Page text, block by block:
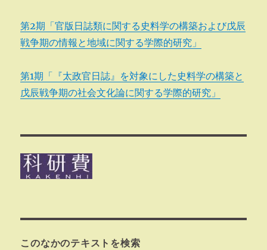
第2期「官版日誌類に関する史料学の構築および戊辰
戦争期の情報と地域に関する学際的研究」
第1期「『太政官日誌』を対象にした史料学の構築と
戊辰戦争期の社会文化論に関する学際的研究」
このなかのテキストを検索